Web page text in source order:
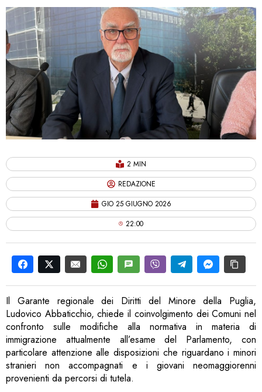
2 MIN
REDAZIONE
GIO 25 GIUGNO 2026
22:00
Il Garante regionale dei Diritti del Minore della Puglia,
Ludovico Abbaticchio, chiede il coinvolgimento dei Comuni nel
confronto sulle modifiche alla normativa in materia di
immigrazione attualmente all’esame del Parlamento, con
particolare attenzione alle disposizioni che riguardano i minori
stranieri non accompagnati e i giovani neomaggiorenni
provenienti da percorsi di tutela.